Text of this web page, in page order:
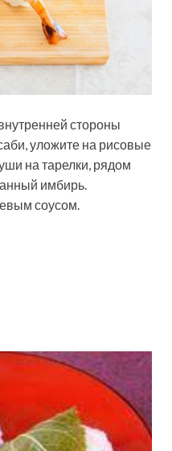
стороны
уложите на рисовые
на тарелки, рядом
имбирь.
соусом.